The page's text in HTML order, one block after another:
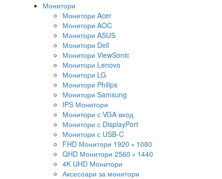
Монитори
Монитори Acer
Монитори AOC
Монитори ASUS
Монитори Dell
Монитори ViewSonic
Монитори Lenovo
Монитори LG
Монитори Philips
Монитори Samsung
IPS Монитори
Монитори с VGA вход
Монитори с DisplayPort
Монитори с USB-C
FHD Монитори 1920 × 1080
QHD Монитори 2560 × 1440
4K UHD Монитори
Аксесоари за монитори